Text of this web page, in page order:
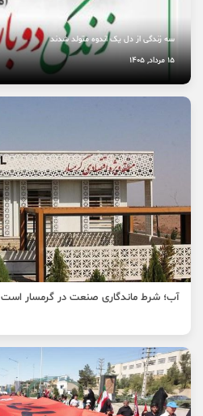
سه زندگی از دل یک اندوه متولد شدند
15 مرداد, 1405
آب؛ شرط ماندگاری صنعت در گرمسار است